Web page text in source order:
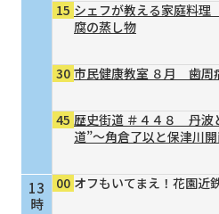
13
時
15 シェフが教える家庭料
腐の蒸し物
30 市民健康教室 ８月 歯周
45 歴史街道 ＃４４８ 丹波
道”～角倉了以と保津川
00 オフもいてまえ！花園近